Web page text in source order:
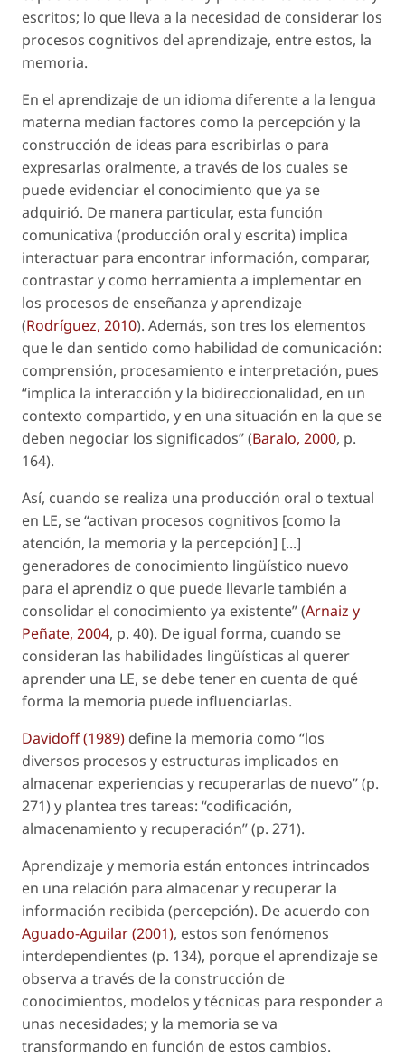
escritos; lo que lleva a la necesidad de considerar los
procesos cognitivos del aprendizaje, entre estos, la
memoria.
En el aprendizaje de un idioma diferente a la lengua
materna median factores como la percepción y la
construcción de ideas para escribirlas o para
expresarlas oralmente, a través de los cuales se
puede evidenciar el conocimiento que ya se
adquirió. De manera particular, esta función
comunicativa (producción oral y escrita) implica
interactuar para encontrar información, comparar,
contrastar y como herramienta a implementar en
los procesos de enseñanza y aprendizaje
(Rodríguez, 2010). Además, son tres los elementos
que le dan sentido como habilidad de comunicación:
comprensión, procesamiento e interpretación, pues
“implica la interacción y la bidireccionalidad, en un
contexto compartido, y en una situación en la que se
deben negociar los significados” (Baralo, 2000, p.
164).
Así, cuando se realiza una producción oral o textual
en LE, se “activan procesos cognitivos [como la
atención, la memoria y la percepción] [...]
generadores de conocimiento lingüístico nuevo
para el aprendiz o que puede llevarle también a
consolidar el conocimiento ya existente” (Arnaiz y
Peñate, 2004, p. 40). De igual forma, cuando se
consideran las habilidades lingüísticas al querer
aprender una LE, se debe tener en cuenta de qué
forma la memoria puede influenciarlas.
Davidoff (1989) define la memoria como “los
diversos procesos y estructuras implicados en
almacenar experiencias y recuperarlas de nuevo” (p.
271) y plantea tres tareas: “codificación,
almacenamiento y recuperación” (p. 271).
Aprendizaje y memoria están entonces intrincados
en una relación para almacenar y recuperar la
información recibida (percepción). De acuerdo con
Aguado-Aguilar (2001), estos son fenómenos
interdependientes (p. 134), porque el aprendizaje se
observa a través de la construcción de
conocimientos, modelos y técnicas para responder a
unas necesidades; y la memoria se va
transformando en función de estos cambios.